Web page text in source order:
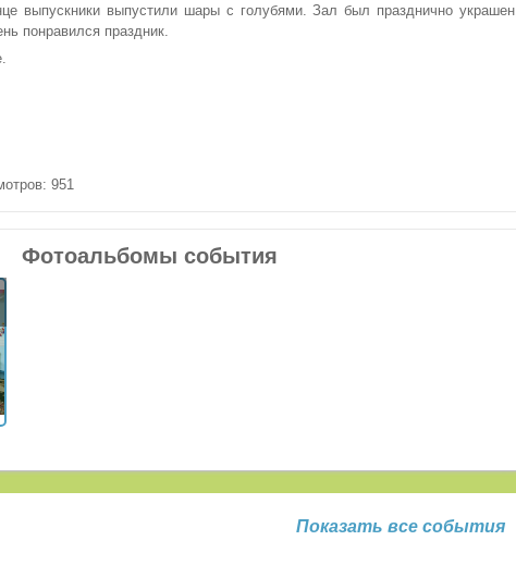
выпускники выпустили шары с голубями. Зал был празднично украшен,
понравился праздник.
951
Фотоальбомы события
Показать все события